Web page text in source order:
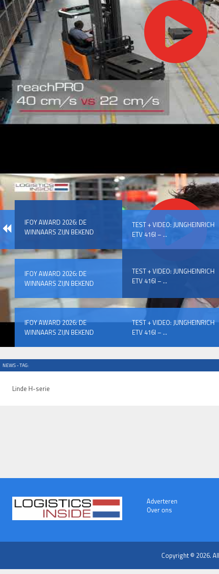
IFOY AWARD 2026: DE
WINNAARS ZIJN BEKEND
TEST + VIDEO: JUNGHEINRICH
ETV 416I – ...
IFOY AWARD 2026: DE
WINNAARS ZIJN BEKEND
TEST + VIDEO: JUNGHEINRICH
ETV 416I – ...
IFOY AWARD 2026: DE
WINNAARS ZIJN BEKEND
TEST + VIDEO: JUNGHEINRICH
ETV 416I – ...
NEWS - TAG:
Linde H-serie
Adverteren
Over ons
Copyright © 2026.